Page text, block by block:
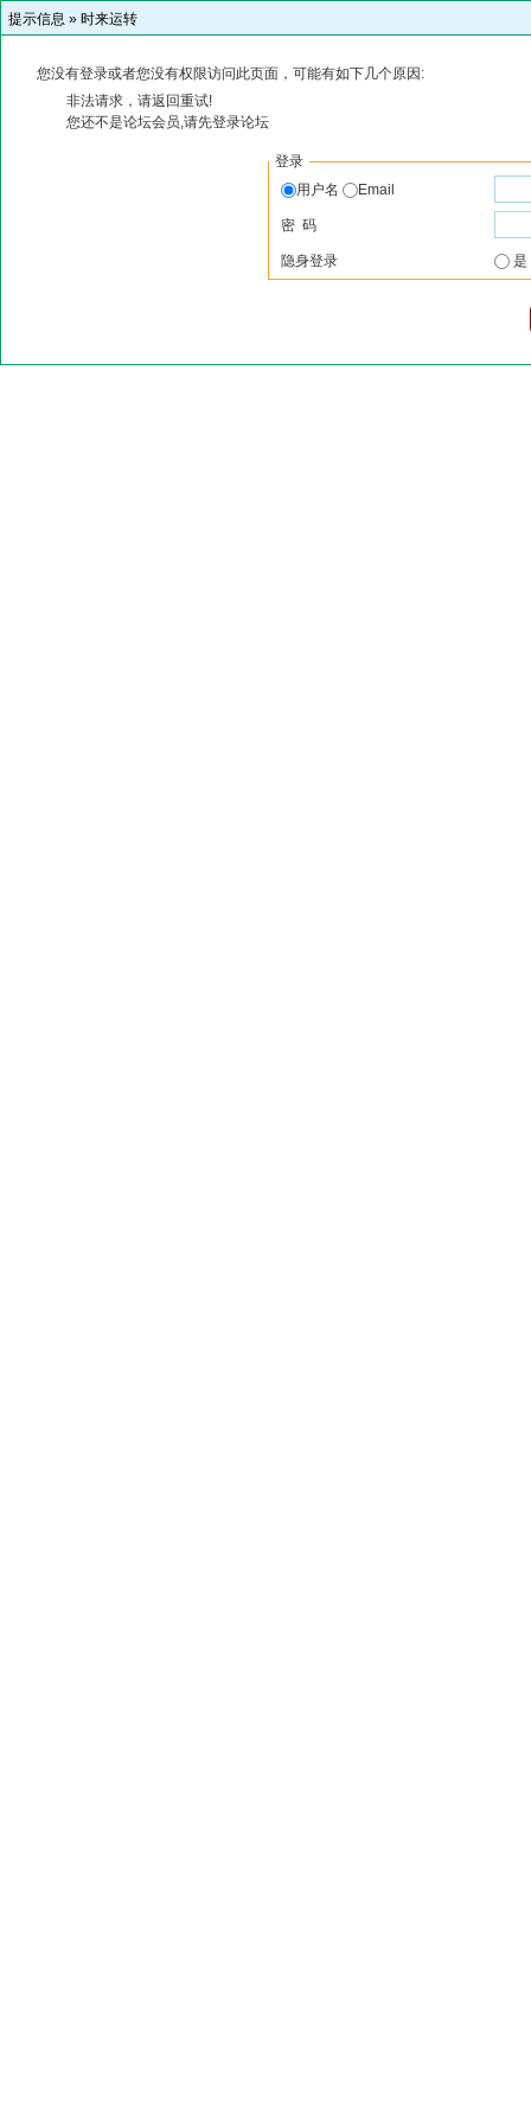
提示信息 » 时来运转
您没有登录或者您没有权限访问此页面，可能有如下几个原因:
非法请求，请返回重试!
您还不是论坛会员,请先登录论坛
登录
用户名
Email
密 码
隐身登录